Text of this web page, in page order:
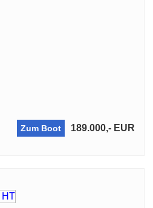
Zum Boot 189.000,- EUR